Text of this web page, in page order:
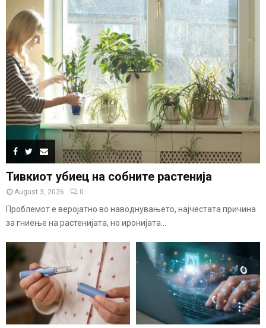
Тивкиот убиец на собните растенија
August 3, 2026 0
Проблемот е веројатно во наводнувањето, најчестата причина
за гниење на растенијата, но иронијата...